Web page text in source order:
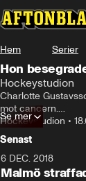
Hem Serier
Hon
Hockeystudion
Charlotte
mot cancern.
Nu ska hon se till
Hockeystudion •
Se mer
Senast
6 DEC. 2018
Malmö